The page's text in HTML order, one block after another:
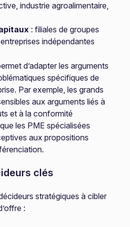
industrie agroalimentaire,
: filiales de groupes
indépendantes
d’adapter les arguments
spécifiques de
Par exemple, les grands
aux arguments liés à
et à la conformité
les PME spécialisées
aux propositions
clés
stratégiques à cibler
: